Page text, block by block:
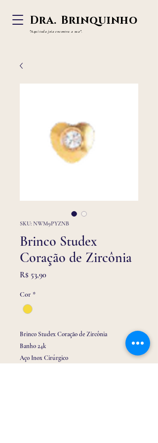
Dra. Brinquinho
"Aqui toda joiaencontra a sua".
SKU: NWM9PYZNB
Brinco Studex
Coração de Zircônia
R$ 53,90Preço
Cor *
Brinco Studex Coração de Zircônia
Banho 24k
Aço Inox Cirúrgico